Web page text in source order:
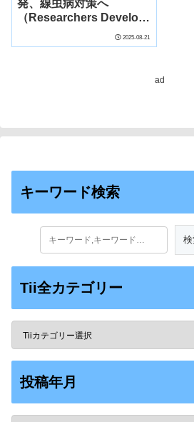
発、線虫病対策へ
（Researchers Develop
High-yield Biopesticide
to Combat Costly
2025-08-21
ad
キーワード検索
Tii全カテゴリー
投稿年月